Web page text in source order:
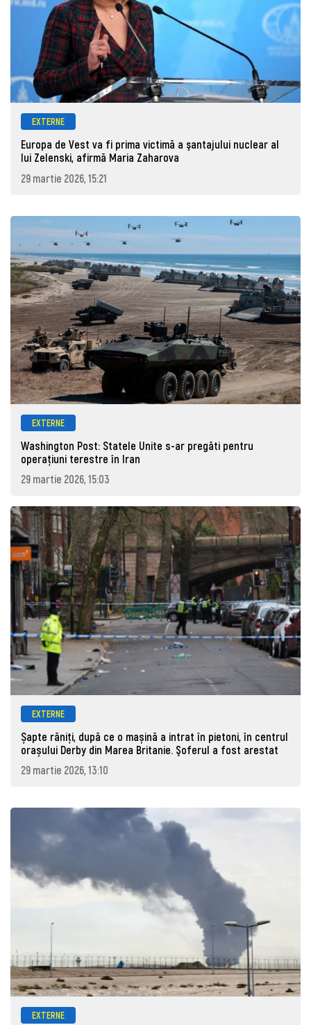
EXTERNE
Europa de Vest va fi prima victimă a şantajului nuclear al
lui Zelenski, afirmă Maria Zaharova
29 martie 2026, 15:21
EXTERNE
Washington Post: Statele Unite s-ar pregăti pentru
operațiuni terestre în Iran
29 martie 2026, 15:03
EXTERNE
Șapte răniți, după ce o mașină a intrat în pietoni, în centrul
orașului Derby din Marea Britanie. Şoferul a fost arestat
29 martie 2026, 13:10
EXTERNE